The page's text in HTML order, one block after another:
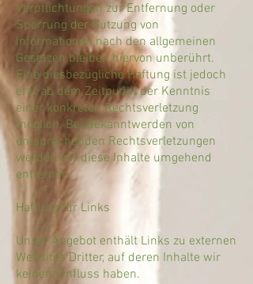
Verpflichtungen zur Entfernung oder
Sperrung der Nutzung von
Informationen nach den allgemeinen
Gesetzen bleiben hiervon unberührt.
Eine diesbezügliche Haftung ist jedoch
erst ab dem Zeitpunkt der Kenntnis
einer konkreten Rechtsverletzung
möglich. Bei Bekanntwerden von
entsprechenden Rechtsverletzungen
werden wir diese Inhalte umgehend
entfernen.
​Haftung für Links
​Unser Angebot enthält Links zu externen
Websites Dritter, auf deren Inhalte wir
keinen Einfluss haben.